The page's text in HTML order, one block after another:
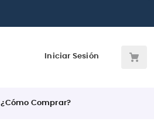
Iniciar Sesión
¿Cómo Comprar?